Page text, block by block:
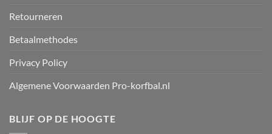
Retourneren
Betaalmethodes
Privacy Policy
Algemene Voorwaarden Pro-korfbal.nl
BLIJF OP DE HOOGTE